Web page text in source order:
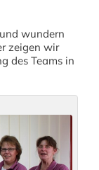
wundern
zeigen wir
des Teams in